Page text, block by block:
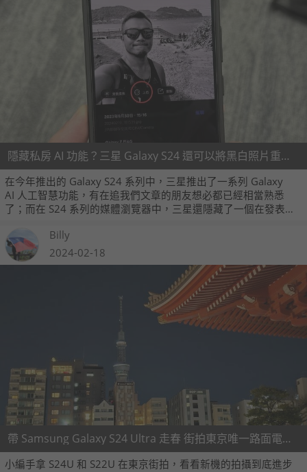
隱藏私房 AI 功能？三星 Galaxy S24 還可以將黑白照片重新上色！
在今年推出的 Galaxy S24 系列中，三星推出了一系列 Galaxy
AI 人工智慧功能，有在追我們文章的朋友想必都已經相當熟悉
了；而在 S24 系列的媒體瀏覽器中，三星還隱藏了一個在發表時
回覆成彩色狀態！至於好不好用，我們在下面就實測給大家看。
Billy
2024-02-18
帶 Samsung Galaxy S24 Ultra 走春 街拍東京唯一路面電鐵與夜遊淺草寺
小編手拿 S24U 和 S22U 在東京街拍，看看新機的拍攝到底進步